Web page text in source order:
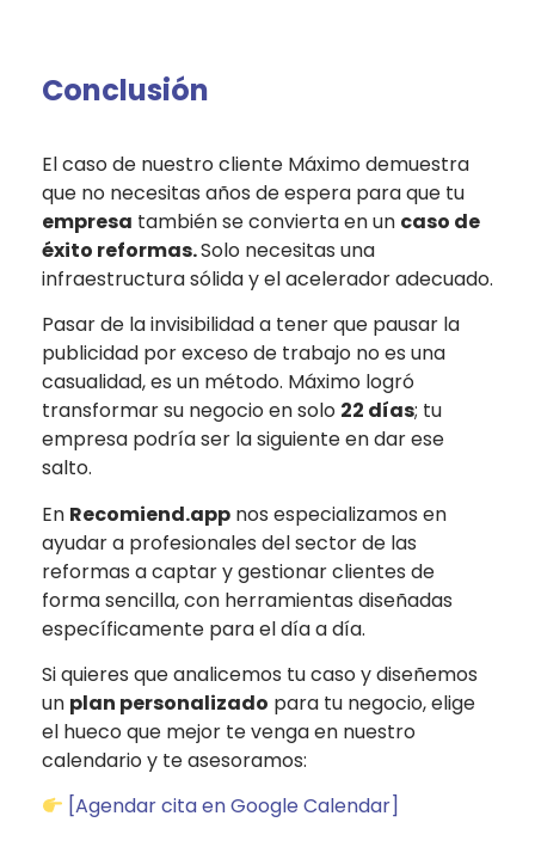
Conclusión
El caso de nuestro cliente Máximo demuestra
que no necesitas años de espera para que tu
empresa también se convierta en un caso de
éxito reformas.Solo necesitas una
infraestructura sóliday elacelerador adecuado.
Pasar de la invisibilidad a tener que pausar la
publicidad por exceso de trabajo no es una
casualidad, es un método. Máximo logró
transformar su negocio en solo 22 días; tu
empresa podría ser la siguiente en dar ese
salto.
En Recomiend.app nos especializamos en
ayudar a profesionales del sector de las
reformas a captar y gestionar clientes de
forma sencilla, con herramientas diseñadas
específicamente para el día a día.
Si quieres que analicemos tu caso y diseñemos
un plan personalizado para tu negocio, elige
el hueco que mejor te venga en nuestro
calendario y te asesoramos:
[Agendar cita en Google Calendar]